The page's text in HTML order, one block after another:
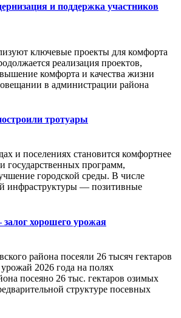
и поддержка участников
ключевые проекты для комфорта
реализация проектов,
комфорта и качества жизни
в администрации района
тротуары
и поселениях становится комфортнее
государственных программ,
городской среды. В числе
инфраструктуры — позитивные
хорошего урожая
района посеяли 26 тысяч гектаров
2026 года на полях
посеяно 26 тыс. гектаров озимых
структуре посевных